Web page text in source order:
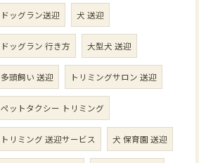
ドッグラン送迎 犬 送迎
ドッグラン 行き方 大型犬 送迎
多頭飼い 送迎 トリミングサロン 送迎
ペットタクシー トリミング
トリミング 送迎サービス 犬 保育園 送迎